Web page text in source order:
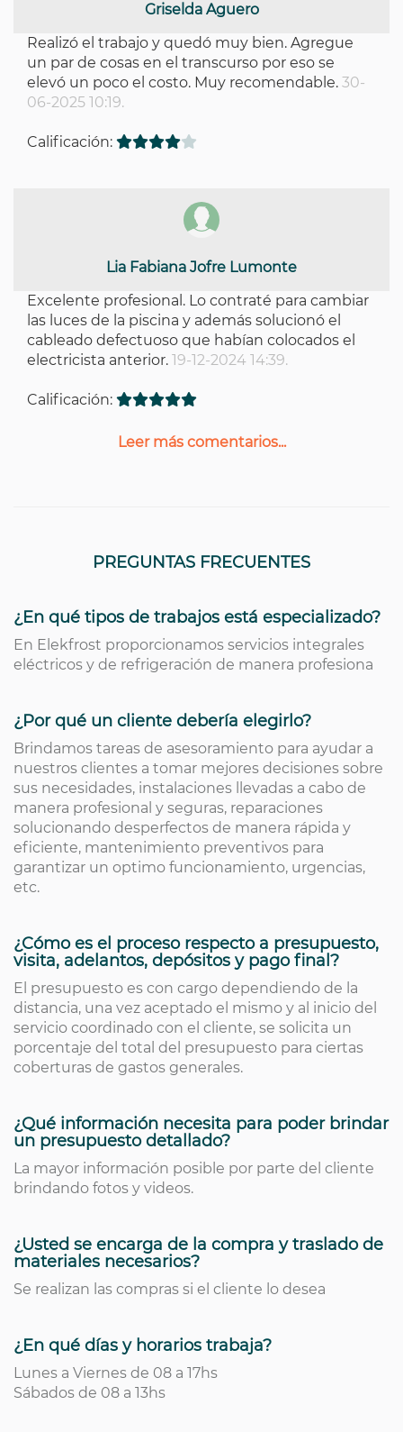
Griselda Aguero
Realizó el trabajo y quedó muy bien. Agregue
un par de cosas en el transcurso por eso se
elevó un poco el costo. Muy recomendable. 30-
06-2025 10:19.
Calificación:
Lia Fabiana Jofre Lumonte
Excelente profesional. Lo contraté para cambiar
las luces de la piscina y además solucionó el
cableado defectuoso que habían colocados el
electricista anterior. 19-12-2024 14:39.
Calificación:
Leer más comentarios...
PREGUNTAS FRECUENTES
¿En qué tipos de trabajos está especializado?
En Elekfrost proporcionamos servicios integrales
eléctricos y de refrigeración de manera profesiona
¿Por qué un cliente debería elegirlo?
Brindamos tareas de asesoramiento para ayudar a
nuestros clientes a tomar mejores decisiones sobre
sus necesidades, instalaciones llevadas a cabo de
manera profesional y seguras, reparaciones
solucionando desperfectos de manera rápida y
eficiente, mantenimiento preventivos para
garantizar un optimo funcionamiento, urgencias,
etc.
¿Cómo es el proceso respecto a presupuesto,
visita, adelantos, depósitos y pago final?
El presupuesto es con cargo dependiendo de la
distancia, una vez aceptado el mismo y al inicio del
servicio coordinado con el cliente, se solicita un
porcentaje del total del presupuesto para ciertas
coberturas de gastos generales.
¿Qué información necesita para poder brindar
un presupuesto detallado?
La mayor información posible por parte del cliente
brindando fotos y videos.
¿Usted se encarga de la compra y traslado de
materiales necesarios?
Se realizan las compras si el cliente lo desea
¿En qué días y horarios trabaja?
Lunes a Viernes de 08 a 17hs
Sábados de 08 a 13hs